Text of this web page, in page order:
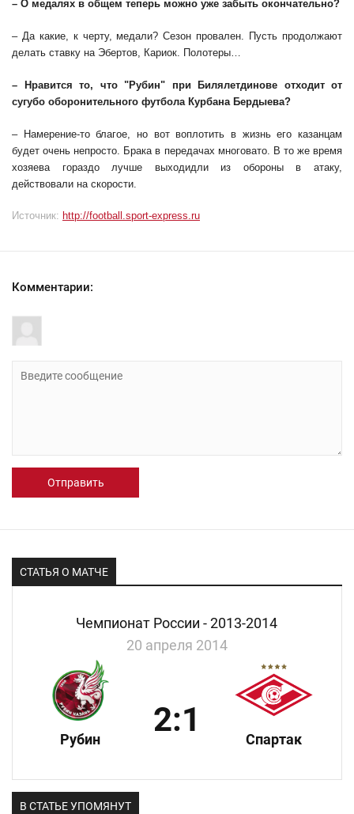
– О медалях в общем теперь можно уже забыть окончательно?
– Да какие, к черту, медали? Сезон провален. Пусть продолжают
делать ставку на Эбертов, Кариок. Полотеры…
– Нравится то, что "Рубин" при Билялетдинове отходит от
сугубо оборонительного футбола Курбана Бердыева?
– Намерение-то благое, но вот воплотить в жизнь его казанцам
будет очень непросто. Брака в передачах многовато. В то же время
хозяева гораздо лучше выходидли из обороны в атаку,
действовали на скорости.
Источник: http://football.sport-express.ru
Комментарии:
Отправить
СТАТЬЯ О МАТЧЕ
Чемпионат России - 2013-2014
20 апреля 2014
Рубин
2:1
Спартак
В СТАТЬЕ УПОМЯНУТ